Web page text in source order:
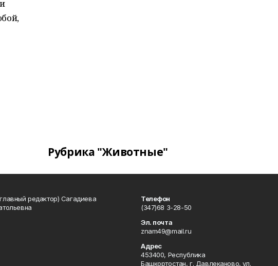
Рубрика "Животные"
редактор) Сагадиева
Телефон
(347)68 3-28-50
Эл. почта
znam49@mail.ru
Адрес
453400, Республика
Башкортостан, г. Давлеканово, ул.